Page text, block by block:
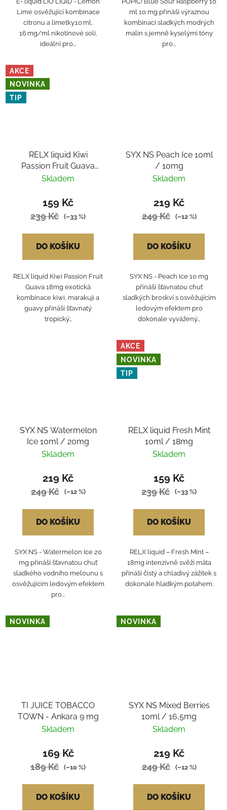
Lime osvěžující kombinace
citronu a limetky.10 ml,
16 mg/ml nikotinové soli,
ideální pro...
ml 10 mg přináší výraznou
kombinaci sladkých modrých
malin s jemně kyselými tóny
pro...
AKCE
NOVINKA
TIP
RELX liquid Kiwi
Passion Fruit Guava
10ml / 18mg
Skladem
159 Kč
239 Kč (–33 %)
DO KOŠÍKU
RELX liquid Kiwi Passion Fruit
Guava 18mg exotická
kombinace kiwi, marakuji a
guavy přináší šťavnatý
tropický...
SYX NS Peach Ice 10ml
/ 10mg
Skladem
219 Kč
249 Kč (–12 %)
DO KOŠÍKU
SYX NS - Peach Ice 10 mg
přináší šťavnatou chuť
sladkých broskví s osvěžujícím
ledovým efektem pro
dokonale vyvážený...
SYX NS Watermelon
Ice 10ml / 20mg
Skladem
219 Kč
249 Kč (–12 %)
DO KOŠÍKU
SYX NS - Watermelon Ice 20
mg přináší šťavnatou chuť
sladkého vodního melounu s
osvěžujícím ledovým efektem
pro...
AKCE
NOVINKA
TIP
RELX liquid Fresh Mint
10ml / 18mg
Skladem
159 Kč
239 Kč (–33 %)
DO KOŠÍKU
RELX liquid – Fresh Mint –
18mg intenzivně svěží máta
přináší čistý a chladivý zážitek s
dokonale hladkým potahem.
NOVINKA
TI JUICE TOBACCO
TOWN - Ankara 9 mg
Skladem
169 Kč
189 Kč (–10 %)
DO KOŠÍKU
NOVINKA
SYX NS Mixed Berries
10ml / 16,5mg
Skladem
219 Kč
249 Kč (–12 %)
DO KOŠÍKU